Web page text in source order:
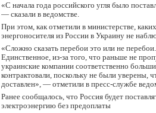
«С начала года российского угля было
— сказали в ведомстве.
При этом, как отметили в министерстве,
энергоносителя из России в Украину не
«Сложно сказать перебои это или не
Единственное, из-за того, что раньше не
украинские компании соответственно
контрактовали, поскольку не были уверены,
доставлен», — отметили в пресс-службе
Ранее сообщалось, что Россия будет
электроэнергию без предоплаты